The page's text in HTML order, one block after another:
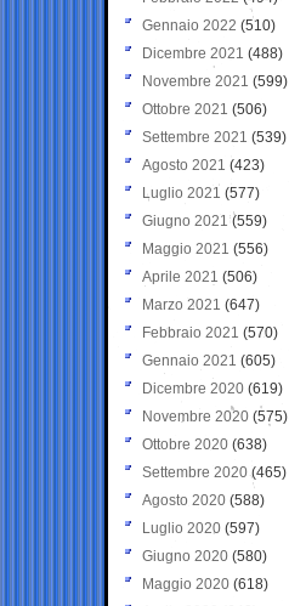
Gennaio 2022 (510)
Dicembre 2021 (488)
Novembre 2021 (599)
Ottobre 2021 (506)
Settembre 2021 (539)
Agosto 2021 (423)
Luglio 2021 (577)
Giugno 2021(559)
Maggio 2021 (556)
Aprile 2021 (506)
Marzo 2021 (647)
Febbraio 2021 (570)
Gennaio 2021 (605)
Dicembre 2020 (619)
Novembre 2020 (575)
Ottobre 2020 (638)
Settembre 2020(465)
Agosto 2020 (588)
Luglio 2020 (597)
Giugno 2020 (580)
Maggio 2020 (618)